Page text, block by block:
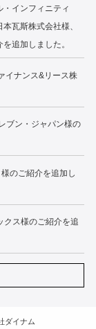
インフィニティ
瓦斯株式会社様、
追加しました。
イナンス&リース株
ブン・ジャパン様の
のご紹介を追加し
クス様のご紹介を追
ダイナム